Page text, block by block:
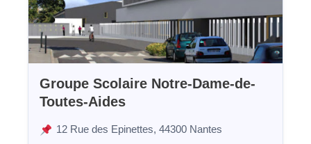
Groupe Scolaire Notre-Dame-de-
Toutes-Aides
12 Rue des Epinettes, 44300 Nantes